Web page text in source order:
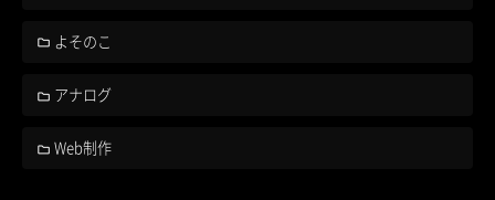
よそのこ
アナログ
Web制作